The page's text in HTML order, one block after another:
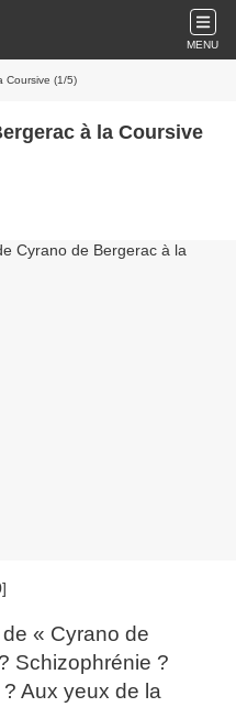
MENU
Coursive (1/5)
à la Coursive
« Cyrano de
Schizophrénie ?
Aux yeux de la